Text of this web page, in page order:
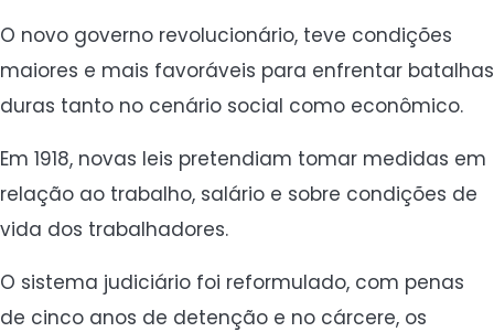
O novo governo revolucionário, teve condições
maiores e mais favoráveis para enfrentar batalhas
duras tanto no cenário social como econômico.
Em 1918, novas leis pretendiam tomar medidas em
relação ao trabalho, salário e sobre condições de
vida dos trabalhadores.
O sistema judiciário foi reformulado, com penas
de cinco anos de detenção e no cárcere, os